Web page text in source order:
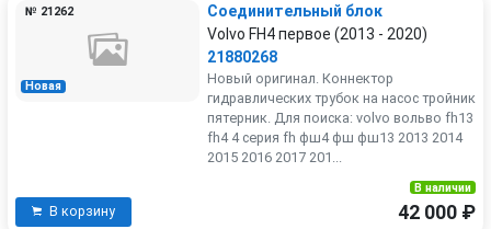
Новая
№ 21262
Соединительный блок
Volvo FH4 первое (2013 - 2020)
21880268
Новый оригинал. Коннектор
гидравлических трубок на насос тройник
пятерник. Для поиска: volvo вольво fh13
fh4 4 серия fh фш4 фш фш13 2013 2014
2015 2016 2017 201...
В корзину
В наличии
42 000 ₽